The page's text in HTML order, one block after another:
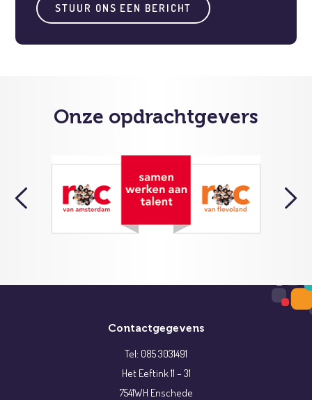
STUUR ONS EEN BERICHT
Onze opdrachtgevers
Contactgegevens
Tel: 085 3031491
Het Eeftink 11 – 31
7541WH Enschede